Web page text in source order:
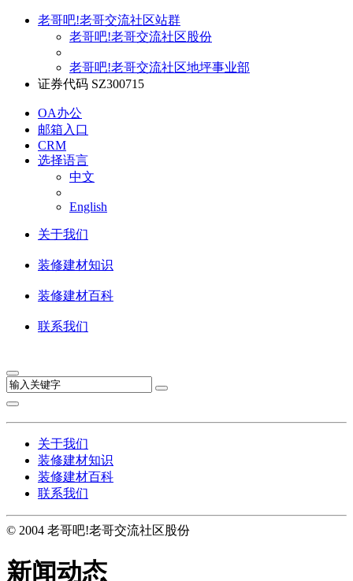
老哥吧!老哥交流社区站群
老哥吧!老哥交流社区股份
老哥吧!老哥交流社区地坪事业部
证券代码 SZ300715
OA办公
邮箱入口
CRM
选择语言
中文
English
关于我们
装修建材知识
装修建材百科
联系我们
关于我们
装修建材知识
装修建材百科
联系我们
© 2004 老哥吧!老哥交流社区股份
新闻动态